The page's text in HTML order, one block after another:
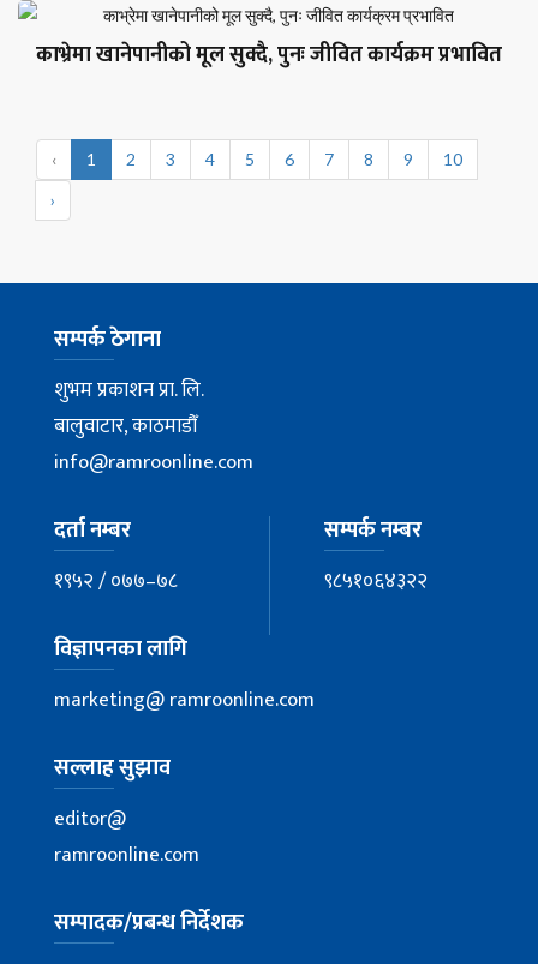
काभ्रेमा खानेपानीको मूल सुक्दै, पुनः जीवित कार्यक्रम प्रभावित
‹ 1 2 3 4 5 6 7 8 9
10
›
सम्पर्क ठेगाना
शुभम प्रकाशन प्रा. लि.
बालुवाटार, काठमाडौँ
info@ramroonline.com
दर्ता नम्बर
१९५२ / ०७७–७८
सम्पर्क नम्बर
९८५१०६४३२२
विज्ञापनका लागि
marketing@ ramroonline.com
सल्लाह सुझाव
editor@
ramroonline.com
सम्पादक/प्रबन्ध निर्देशक